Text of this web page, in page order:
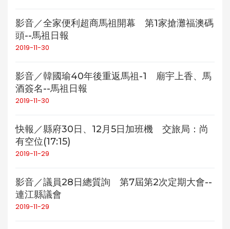
影音／全家便利超商馬祖開幕 第1家搶灘福澳碼
頭--馬祖日報
2019-11-30
影音／韓國瑜40年後重返馬祖-1 廟宇上香、馬
酒簽名--馬祖日報
2019-11-30
快報／縣府30日、12月5日加班機 交旅局：尚
有空位(17:15)
2019-11-29
影音／議員28日總質詢 第7屆第2次定期大會--
連江縣議會
2019-11-29